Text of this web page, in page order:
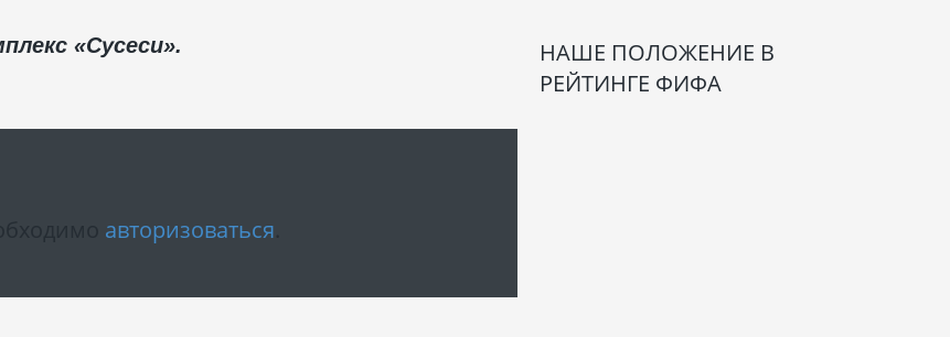
«Сусеси».
авторизоваться
НАШЕ ПОЛОЖЕНИЕ В
РЕЙТИНГЕ ФИФА